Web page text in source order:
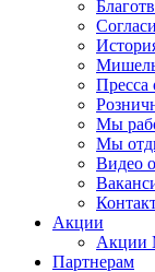
Пресса
Мы
Мы
Видео
Акции
Акции
Партнерам